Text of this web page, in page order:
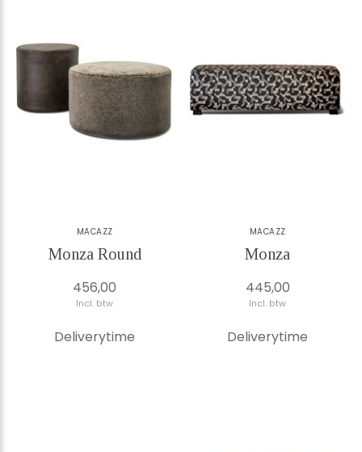
MACAZZ
Monza Round
456,00
Incl. btw
Deliverytime
MACAZZ
Monza
445,00
Incl. btw
Deliverytime